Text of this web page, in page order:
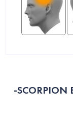
-SCORPION